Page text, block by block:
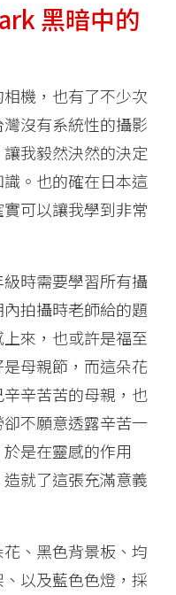
黑暗中的
機，也有了不少次
沒有系統性的攝影
我毅然決然的決定
。也的確在日本這
可以讓我學到非常
時需要學習所有攝
拍攝時老師給的題
來，也或許是福至
母親節，而這朵花
辛苦苦的母親，也
不願意透露辛苦一
是在靈感的作用
就了這張充滿意義
、黑色背景板、均
以及藍色色燈，採